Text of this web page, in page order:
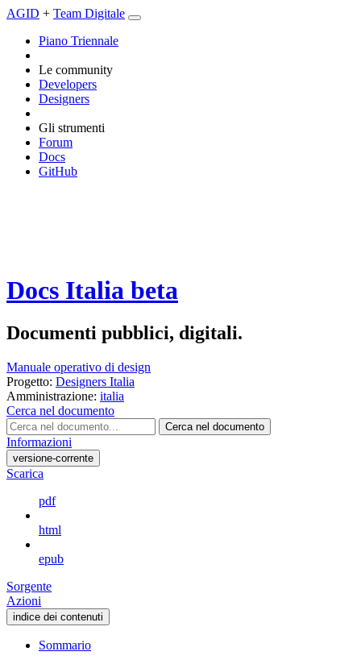
AGID + Team Digitale
Piano Triennale
Le community
Developers
Designers
Gli strumenti
Forum
Docs
GitHub
Docs Italia beta
Documenti pubblici, digitali.
Manuale operativo di design
Progetto: Designers Italia
Amministrazione: italia
Cerca nel documento
Cerca nel documento
Informazioni
versione-corrente
Scarica
pdf
html
epub
Sorgente
Azioni
indice dei contenuti
Sommario